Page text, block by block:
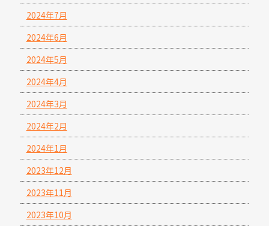
2024年7月
2024年6月
2024年5月
2024年4月
2024年3月
2024年2月
2024年1月
2023年12月
2023年11月
2023年10月